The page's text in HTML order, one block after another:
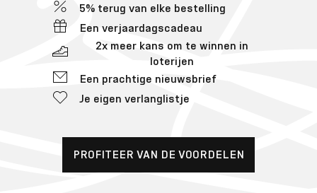
5% terug van elke bestelling
Een verjaardagscadeau
2x meer kans om te winnen in
loterijen
Een prachtige nieuwsbrief
Je eigen verlanglistje
PROFITEER VAN DE VOORDELEN